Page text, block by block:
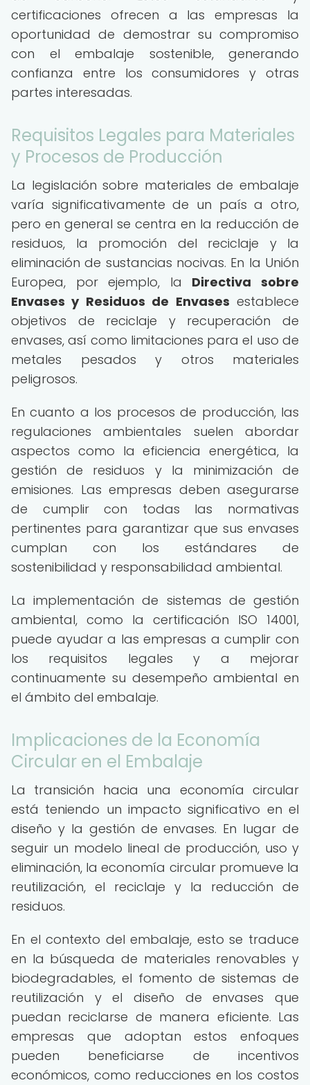
certificaciones ofrecen a las empresas la
oportunidad de demostrar su compromiso
con el embalaje sostenible, generando
confianza entre los consumidores y otras
partes interesadas.
Requisitos Legales para Materiales
y Procesos de Producción
La legislación sobre materiales de embalaje
varía significativamente de un país a otro,
pero en general se centra en la reducción de
residuos, la promoción del reciclaje y la
eliminación de sustancias nocivas. En la Unión
Europea, por ejemplo, la Directiva sobre
Envases y Residuos de Envases establece
objetivos de reciclaje y recuperación de
envases, así como limitaciones para el uso de
metales pesados y otros materiales
peligrosos.
En cuanto a los procesos de producción, las
regulaciones ambientales suelen abordar
aspectos como la eficiencia energética, la
gestión de residuos y la minimización de
emisiones. Las empresas deben asegurarse
de cumplir con todas las normativas
pertinentes para garantizar que sus envases
cumplan con los estándares de
sostenibilidad y responsabilidad ambiental.
La implementación de sistemas de gestión
ambiental, como la certificación ISO 14001,
puede ayudar a las empresas a cumplir con
los requisitos legales y a mejorar
continuamente su desempeño ambiental en
el ámbito del embalaje.
Implicaciones de la Economía
Circular en el Embalaje
La transición hacia una economía circular
está teniendo un impacto significativo en el
diseño y la gestión de envases. En lugar de
seguir un modelo lineal de producción, uso y
eliminación, la economía circular promueve la
reutilización, el reciclaje y la reducción de
residuos.
En el contexto del embalaje, esto se traduce
en la búsqueda de materiales renovables y
biodegradables, el fomento de sistemas de
reutilización y el diseño de envases que
puedan reciclarse de manera eficiente. Las
empresas que adoptan estos enfoques
pueden beneficiarse de incentivos
económicos, como reducciones en los costos